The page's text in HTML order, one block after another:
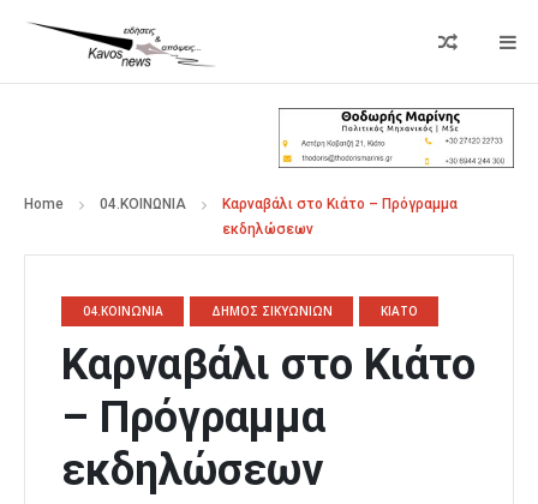
Home 04.ΚΟΙΝΩΝΙΑ
Καρναβάλι στο Κιάτο – Πρόγραμμα
εκδηλώσεων
04.ΚΟΙΝΩΝΙΑ ΔΗΜΟΣ ΣΙΚΥΩΝΙΩΝ ΚΙΑΤΟ
Καρναβάλι στο Κιάτο
– Πρόγραμμα
εκδηλώσεων